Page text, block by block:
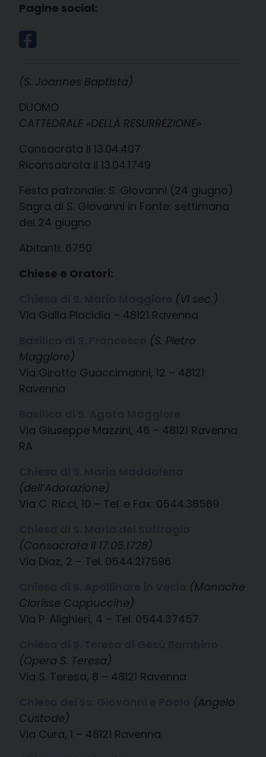
Pagine social:
(S. Joannes Baptista)
DUOMO
CATTEDRALE «DELLA RESURREZIONE»
Consacrata il 13.04.407
Riconsacrata il 13.04.1749
Festa patronale: S. Giovanni (24 giugno)
Sagra di S. Giovanni in Fonte: settimana
del 24 giugno
Abitanti: 6750
Chiese e Oratori:
(VI sec.)
Via Galla Placidia – 48121 Ravenna
(S. Pietro
Maggiore)
Via Girotto Guaccimanni, 12 – 48121
Ravenna
Via Giuseppe Mazzini, 46 – 48121 Ravenna
RA
(dell’Adorazione)
Via C. Ricci, 10 – Tel. e Fax: 0544.38569
(Consacrata il 17.05.1728)
Via Diaz, 2 – Tel. 0544.217596
(Monache
Clarisse Cappuccine)
Via P. Alighieri, 4 – Tel. 0544.37457
(Opera S. Teresa)
Via S. Teresa, 8 – 48121 Ravenna
(Angelo
Custode)
Via Cura, 1 – 48121 Ravenna